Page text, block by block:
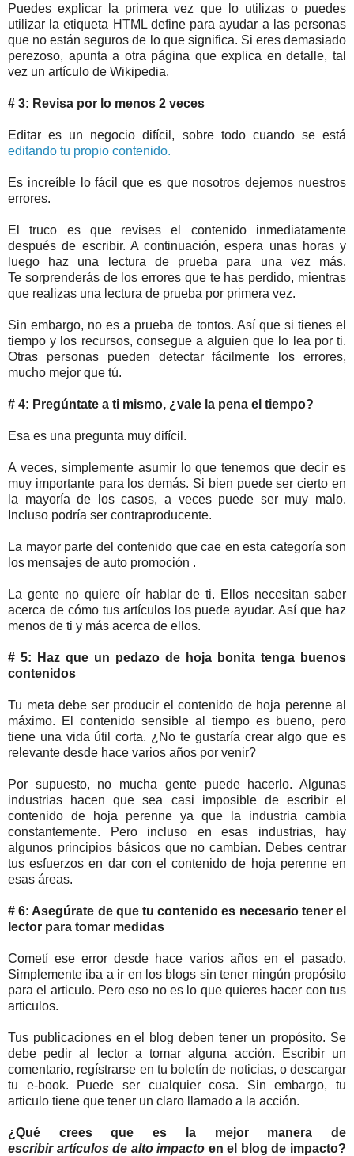
Puedes explicar la primera vez que lo utilizas o puedes
utilizar la etiqueta HTML define para ayudar a las personas
que no están seguros de lo que significa. Si eres demasiado
perezoso, apunta a otra página que explica en detalle, tal
vez un artículo de Wikipedia.
# 3: Revisa por lo menos 2 veces
Editar es un negocio difícil, sobre todo cuando se está
editando tu propio contenido.
Es increíble lo fácil que es que nosotros dejemos nuestros
errores.
El truco es que revises el contenido inmediatamente
después de escribir. A continuación, espera unas horas y
luego haz una lectura de prueba para una vez más.
Te sorprenderás de los errores que te has perdido, mientras
que realizas una lectura de prueba por primera vez.
Sin embargo, no es a prueba de tontos. Así que si tienes el
tiempo y los recursos, consegue a alguien que lo lea por ti.
Otras personas pueden detectar fácilmente los errores,
mucho mejor que tú.
# 4: Pregúntate a ti mismo, ¿vale la pena el tiempo?
Esa es una pregunta muy difícil.
A veces, simplemente asumir lo que tenemos que decir es
muy importante para los demás. Si bien puede ser cierto en
la mayoría de los casos, a veces puede ser muy malo.
Incluso podría ser contraproducente.
La mayor parte del contenido que cae en esta categoría son
los mensajes de auto promoción .
La gente no quiere oír hablar de ti. Ellos necesitan saber
acerca de cómo tus artículos los puede ayudar. Así que haz
menos de ti y más acerca de ellos.
# 5: Haz que un pedazo de hoja bonita tenga buenos
contenidos
Tu meta debe ser producir el contenido de hoja perenne al
máximo. El contenido sensible al tiempo es bueno, pero
tiene una vida útil corta. ¿No te gustaría crear algo que es
relevante desde hace varios años por venir?
Por supuesto, no mucha gente puede hacerlo. Algunas
industrias hacen que sea casi imposible de escribir el
contenido de hoja perenne ya que la industria cambia
constantemente. Pero incluso en esas industrias, hay
algunos principios básicos que no cambian. Debes centrar
tus esfuerzos en dar con el contenido de hoja perenne en
esas áreas.
# 6: Asegúrate de que tu contenido es necesario tener el
lector para tomar medidas
Cometí ese error desde hace varios años en el pasado.
Simplemente iba a ir en los blogs sin tener ningún propósito
para el articulo. Pero eso no es lo que quieres hacer con tus
articulos.
Tus publicaciones en el blog deben tener un propósito. Se
debe pedir al lector a tomar alguna acción. Escribir un
comentario, regístrarse en tu boletín de noticias, o descargar
tu e-book. Puede ser cualquier cosa. Sin embargo, tu
articulo tiene que tener un claro llamado a la acción.
¿Qué crees que es la mejor manera de
escribir artículos de alto impacto en el blog de impacto?